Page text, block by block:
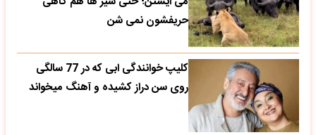
حریفشون نمی‌ شن
کلیپ خوانندگی ابی که در 77 سالگی
روی سن دراز کشیده و آهنگ میخواند